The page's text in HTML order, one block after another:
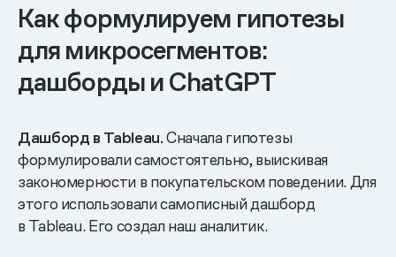
Как формулируем гипотезы
для микросегментов:
дашборды и ChatGPT
Дашборд в Tableau.Сначала гипотезы
формулировали самостоятельно, выискивая
закономерности в покупательском поведении. Для
этого использовали самописный дашборд
в Tableau. Его создал наш аналитик.